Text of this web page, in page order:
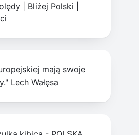
Bliżej Polski
mają swoje
Lech Wałęsa